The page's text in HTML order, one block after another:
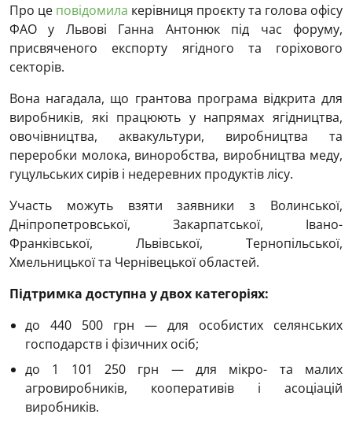
Про це повідомила керівниця проєкту та голова офісу
ФАО у Львові Ганна Антонюк під час форуму,
присвяченого експорту ягідного та горіхового
секторів.
Вона нагадала, що грантова програма відкрита для
виробників, які працюють у напрямах ягідництва,
овочівництва, аквакультури, виробництва та
переробки молока, виноробства, виробництва меду,
гуцульських сирів і недеревних продуктів лісу.
Участь можуть взяти заявники з Волинської,
Дніпропетровської, Закарпатської, Івано-
Франківської, Львівської, Тернопільської,
Хмельницької та Чернівецької областей.
Підтримка доступна у двох категоріях:
до 440 500 грн — для особистих селянських
господарств і фізичних осіб;
до 1 101 250 грн — для мікро- та малих
агровиробників, кооперативів і асоціацій
виробників.